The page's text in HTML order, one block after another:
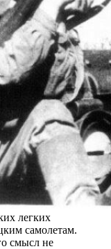
легких
самолетам.
смысл не